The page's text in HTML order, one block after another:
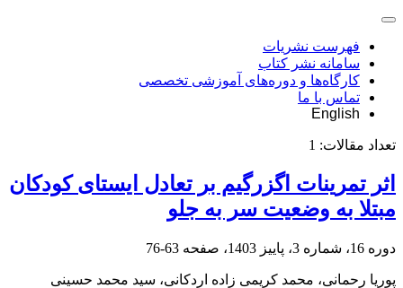
فهرست نشریات
سامانه نشر کتاب
کارگاه‌ها و دوره‌های آموزشی تخصصی
تماس با ما
English
تعداد مقالات: 1
اثر تمرینات اگزرگیم بر تعادل ایستای کودکان
مبتلا به وضعیت سر به جلو
دوره 16، شماره 3، پاییز 1403، صفحه 63-76
پوریا رحمانی، محمد کریمی زاده اردکانی، سید محمد حسینی